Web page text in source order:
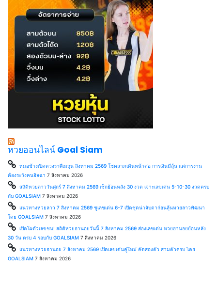
หวยออนไลน์ Goal Siam
หมอช้างเปิดดวงราศีเมถุน สิงหาคม 2569 โชคลาภเดินหน้าต่อ การเงินมีลุ้น แต่การงาน
ต้องระวังคนอิจฉา 7 สิงหาคม 2026
สถิติหวยลาววันศุกร์ 7 สิงหาคม 2569 เช็กย้อนหลัง 30 งวด เจาะเลขเด่น 5-10-30 งวดครบ
กับ GOALSIAM 7 สิงหาคม 2026
แนวทางหวยลาว 7 สิงหาคม 2569 ชูเลขเด่น 6-7 เปิดชุดน่าจับตาก่อนลุ้นหวยลาวพัฒนา
โดย GOALSIAM 7 สิงหาคม 2026
เปิดโผตัวเลขชน! สถิติหวยฮานอยวันนี้ 7 สิงหาคม 2569 ส่องเลขเด่น หวยฮานอยย้อนหลัง
30 วัน ครบ 4 รอบกับ GOALSIAM 7 สิงหาคม 2026
แนวทางหวยฮานอย 7 สิงหาคม 2569 เปิดเลขเด่นคู่ใหม่ คัดสองตัว สามตัวครบ โดย
GOALSIAM 7 สิงหาคม 2026